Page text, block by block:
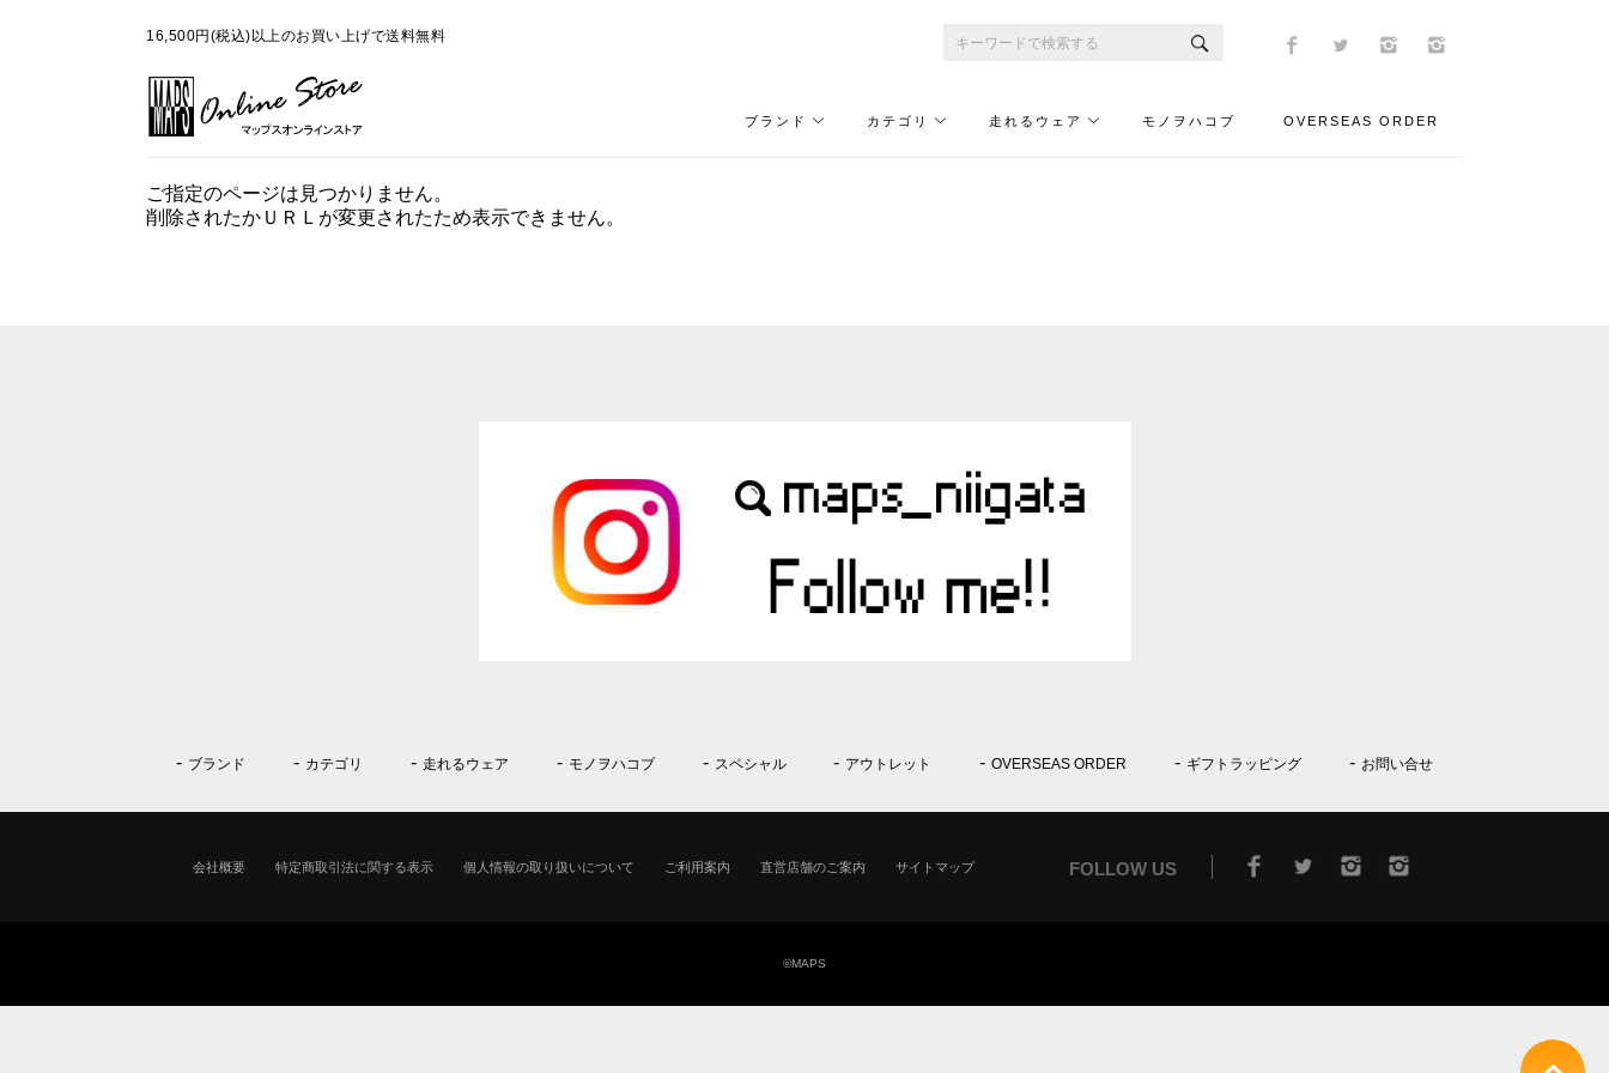
16,500円(税込)以上のお買い上げで送料無料
ブランド カテゴリ 走れるウェア モノヲハコブ OVERSEAS ORDER
ご指定のページは見つかりません。
削除されたかＵＲＬが変更されたため表示できません。
ブランド カテゴリ 走れるウェア モノヲハコブ スペシャル アウトレット OVERSEAS ORDER ギフトラッピング お問い合せ
会社概要 特定商取引法に関する表示 個人情報の取り扱いについて ご利用案内 直営店舗のご案内 サイトマップ FOLLOW US
©MAPS